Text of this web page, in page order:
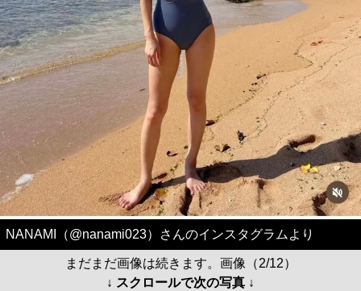
NANAMI（@nanami023）さんのインスタグラムより
まだまだ画像は続きます。画像（2/12）
↓ スクロールで次の写真 ↓